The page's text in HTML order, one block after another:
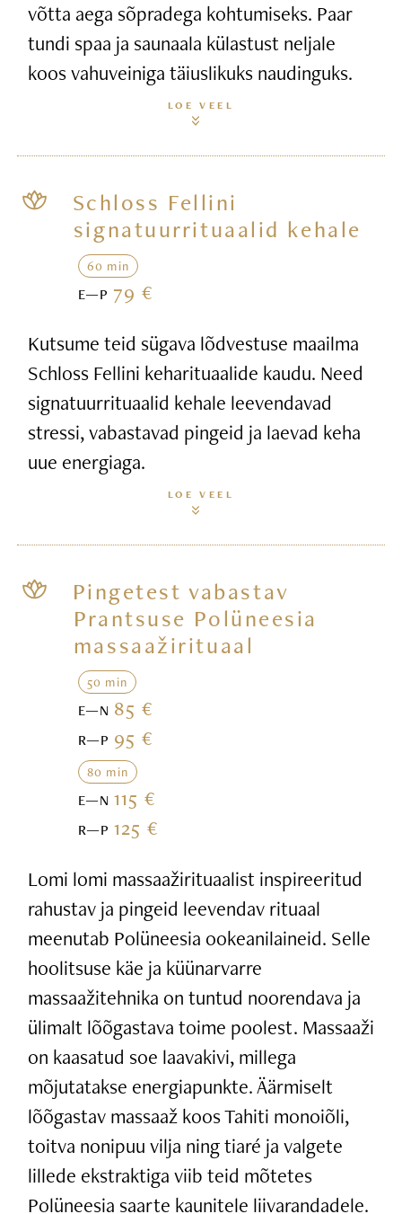
võtta aega sõpradega kohtumiseks. Paar
tundi spaa ja saunaala külastust neljale
koos vahuveiniga täiuslikuks naudinguks.
LOE VEEL
Schloss Fellini
signatuurrituaalid kehale
60 min
E—P 79 €
Kutsume teid sügava lõdvestuse maailma
Schloss Fellini keharituaalide kaudu. Need
signatuurrituaalid kehale leevendavad
stressi, vabastavad pingeid ja laevad keha
uue energiaga.
LOE VEEL
Pingetest vabastav
Prantsuse Polüneesia
massaažirituaal
50 min
E—N 85 €
R—P 95 €
80 min
E—N115 €
R—P125 €
Lomi lomi massaažirituaalist inspireeritud
rahustav ja pingeid leevendav rituaal
meenutab Polüneesia ookeanilaineid. Selle
hoolitsuse käe ja küünarvarre
massaažitehnika on tuntud noorendava ja
ülimalt lõõgastava toime poolest. Massaaži
on kaasatud soe laavakivi, millega
mõjutatakse energiapunkte. Äärmiselt
lõõgastav massaaž koos Tahiti monoiõli,
toitva nonipuu vilja ning tiaré ja valgete
lillede ekstraktiga viib teid mõtetes
Polüneesia saarte kaunitele liivarandadele.